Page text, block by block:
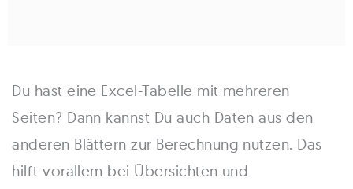
Du hast eine Excel-Tabelle mit mehreren
Seiten? Dann kannst Du auch Daten aus den
anderen Blättern zur Berechnung nutzen. Das
hilft vorallem bei Übersichten und